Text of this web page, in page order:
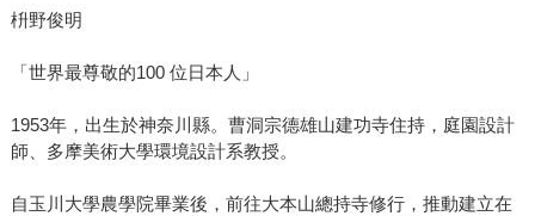
枡野俊明
「世界最尊敬的100 位日本人」
1953年，出生於神奈川縣。曹洞宗德雄山建功寺住持，庭園設計
師、多摩美術大學環境設計系教授。
自玉川大學農學院畢業後，前往大本山總持寺修行，推動建立在